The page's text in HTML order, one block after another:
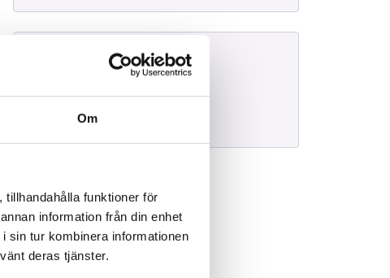
Om
tillhandahålla funktioner för
information från din enhet
sin tur kombinera informationen
deras tjänster.
Takunderhållare